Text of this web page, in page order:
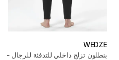
WEDZE
بنطلون تزلج داخلي للتدفئة للرجال -